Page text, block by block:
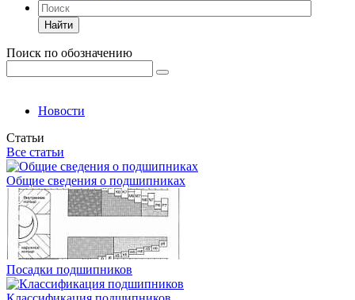
Найти
Поиск по обозначению
Новости
Статьи
Все статьи
Общие сведения о подшипниках
Посадки подшипников